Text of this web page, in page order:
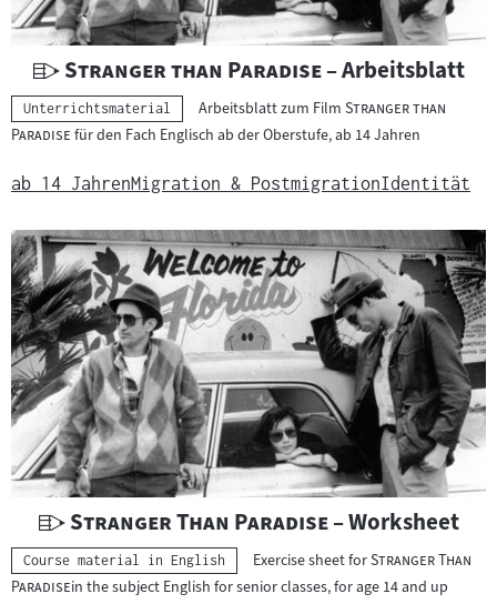
r
i
a
l
:
U
n
t
i
c
h
t
s
m
a
t
e
r
i
a
l
:
"
Stranger than Paradise"
– Arbeitsblatt
Kategorie:
Unterrichtsmaterial Arbeitsblatt zum Film "
Stranger than
Paradise "für den Fach Englisch ab der Oberstufe, ab 14 Jahren
ab 14 JahrenMigration & PostmigrationIdentität
U
n
t
"
Stranger Than Paradise"
– Worksheet
Kategorie:
Course material in English Exercise sheet for"
Stranger Than
Paradise"in the subject English for senior classes, for age 14 and up